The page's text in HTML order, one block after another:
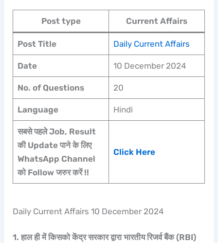
Post type Current Affairs
Post Title Daily Current Affairs
Date 10 December 2024
No. of Questions 20
Language Hindi
सबसे पहले Job, Result
की Update पाने के लिए
WhatsApp Channel
को Follow जरुर करें !!
Click Here
Daily Current Affairs 10 December 2024
1. हाल ही में किसको केंद्र सरकार द्वारा भारतीय रिजर्व बैंक (RBI)